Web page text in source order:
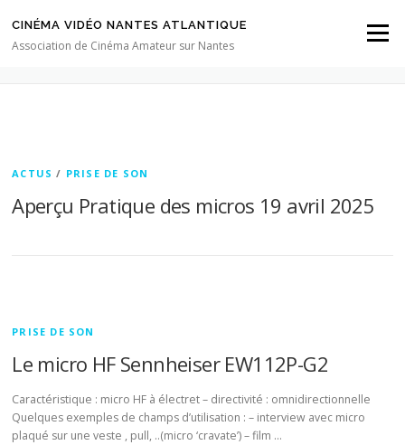
CINÉMA VIDÉO NANTES ATLANTIQUE
Association de Cinéma Amateur sur Nantes
Menu
CATÉGORIE :PRISE DE SON
ACTUS / PRISE DE SON
Aperçu Pratique des micros 19 avril 2025
PRISE DE SON
Le micro HF Sennheiser EW112P-G2
Caractéristique : micro HF à électret – directivité : omnidirectionnelle
Quelques exemples de champs d’utilisation : – interview avec micro
plaqué sur une veste , pull, ..(micro ‘cravate’) – film …